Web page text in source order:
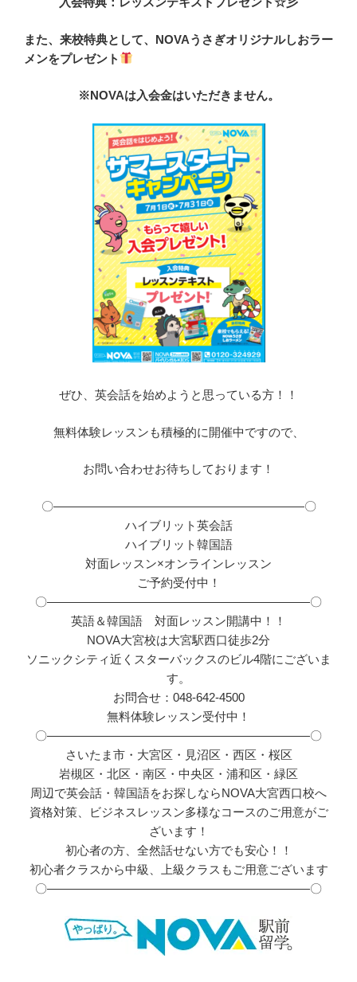
また、来校特典として、NOVAうさぎオリジナルしおラー
メンをプレゼント
※NOVAは入会金はいただきません。
ぜひ、英会話を始めようと思っている方！！
無料体験レッスンも積極的に開催中ですので、
お問い合わせお待ちしております！
〇―――――――――――――――――――――〇
ハイブリット英会話
ハイブリット韓国語
対面レッスン×オンラインレッスン
ご予約受付中！
〇――――――――――――――――――――――〇
英語＆韓国語 対面レッスン開講中！！
NOVA大宮校は大宮駅西口徒歩2分
ソニックシティ近くスターバックスのビル4階にございま
す。
お問合せ：048-642-4500
無料体験レッスン受付中！
〇――――――――――――――――――――――〇
さいたま市・大宮区・見沼区・西区・桜区
岩槻区・北区・南区・中央区・浦和区・緑区
周辺で英会話・韓国語をお探しならNOVA大宮西口校へ
資格対策、ビジネスレッスン多様なコースのご用意がご
ざいます！
初心者の方、全然話せない方でも安心！！
初心者クラスから中級、上級クラスもご用意ございます
〇――――――――――――――――――――――〇